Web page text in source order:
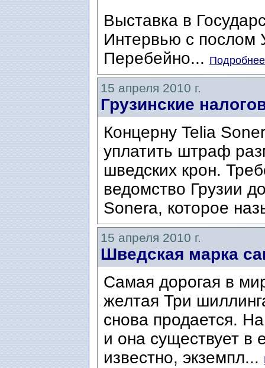
Выставка в
Интервью с послом
Перебейно...
15 апреля 2010 г.
Грузинские
Концерну Telia
уплатить штраф
шведских крон.
ведомство Грузии
Sonera, которое
15 апреля 2010 г.
Шведская марка
Самая дорогая в
желтая Три
снова продается.
и она существует в
известно, экземпл...